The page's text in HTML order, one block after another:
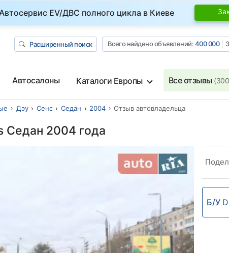
EV/ДВС полного цикла в Киеве
Расширенный поиск Всего найдено объявлений:400 000
Автосалоны Каталоги Европы Все отзывы
Дэу Сенс Седан 2004 Отзыв автовладельца
Седан 2004 года
Б/У